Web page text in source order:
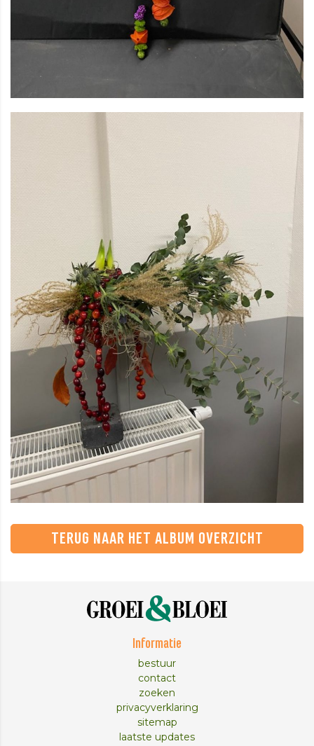
TERUG NAAR HET ALBUM OVERZICHT
Informatie
bestuur
contact
zoeken
privacyverklaring
sitemap
laatste updates